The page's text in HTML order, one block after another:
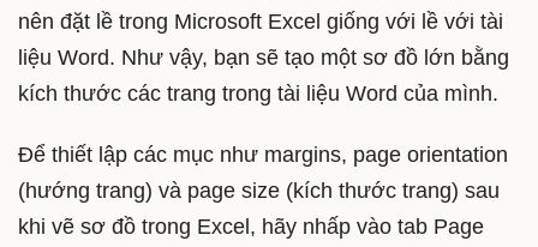
nên đặt lề trong Microsoft Excel giống với lề với tài
liệu Word. Như vậy, bạn sẽ tạo một sơ đồ lớn bằng
kích thước các trang trong tài liệu Word của mình.
Để thiết lập các mục như margins, page orientation
(hướng trang) và page size (kích thước trang) sau
khi vẽ sơ đồ trong Excel, hãy nhấp vào tab Page